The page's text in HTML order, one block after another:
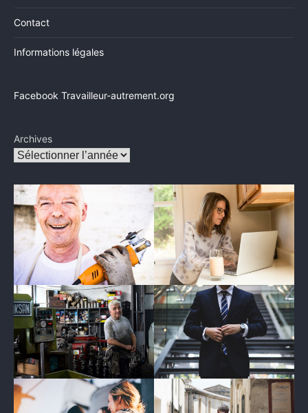
Contact
Informations légales
Facebook Travailleur-autrement.org
Archives